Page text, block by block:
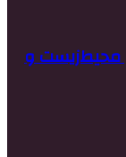
محیط‌زیست و